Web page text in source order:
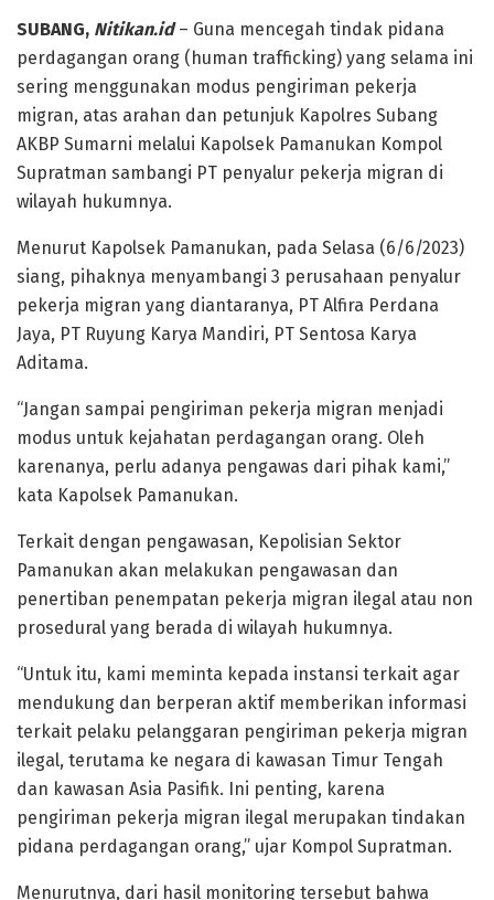
SUBANG, Nitikan.id– Guna mencegah tindak pidana
perdagangan orang (human trafficking) yang selama ini
sering menggunakan modus pengiriman pekerja
migran, atas arahan dan petunjuk Kapolres Subang
AKBP Sumarni melalui Kapolsek Pamanukan Kompol
Supratman sambangi PT penyalur pekerja migran di
wilayah hukumnya.
Menurut Kapolsek Pamanukan, pada Selasa (6/6/2023)
siang, pihaknya menyambangi 3 perusahaan penyalur
pekerja migran yang diantaranya, PT Alfira Perdana
Jaya, PT Ruyung Karya Mandiri, PT Sentosa Karya
Aditama.
“Jangan sampai pengiriman pekerja migran menjadi
modus untuk kejahatan perdagangan orang. Oleh
karenanya, perlu adanya pengawas dari pihak kami,”
kata Kapolsek Pamanukan.
Terkait dengan pengawasan, Kepolisian Sektor
Pamanukan akan melakukan pengawasan dan
penertiban penempatan pekerja migran ilegal atau non
prosedural yang berada di wilayah hukumnya.
“Untuk itu, kami meminta kepada instansi terkait agar
mendukung dan berperan aktif memberikan informasi
terkait pelaku pelanggaran pengiriman pekerja migran
ilegal, terutama ke negara di kawasan Timur Tengah
dan kawasan Asia Pasifik. Ini penting, karena
pengiriman pekerja migran ilegal merupakan tindakan
pidana perdagangan orang,” ujar Kompol Supratman.
Menurutnya, dari hasil monitoring tersebut bahwa